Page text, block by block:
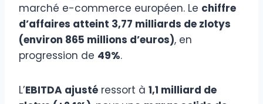
marché e-commerce européen. Le chiffre
d’affaires atteint 3,77 milliards de zlotys
(environ 865 millions d’euros), en
progression de 49%.
L’EBITDA ajusté ressort à 1,1 milliard de